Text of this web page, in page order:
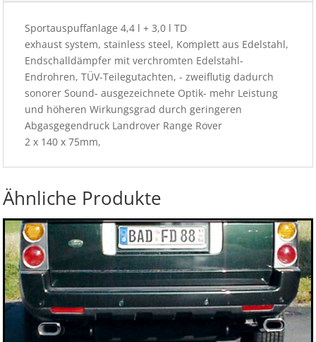
Sportauspuffanlage 4,4 l + 3,0 l TD
exhaust system, stainless steel, Komplett aus Edelstahl,
Endschalldämpfer mit verchromten Edelstahl-
Endrohren, TÜV-Teilegutachten, - zweiflutig dadurch
sonorer Sound- ausgezeichnete Optik- mehr Leistung
und höheren Wirkungsgrad durch geringeren
Abgasgegendruck Landrover Range Rover
2 x 140 x 75mm,
Ähnliche Produkte